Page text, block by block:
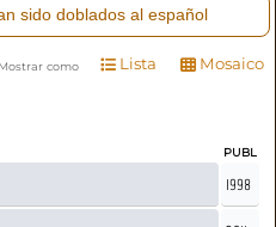
sido doblados al español
Mostrar como Lista Mosaico
PUBL
1998